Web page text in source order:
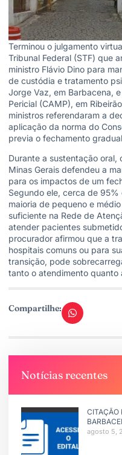
Terminou o julgamento
Tribunal Federal (STF) que
ministro Flávio Dino para
de custódia e tratamento
Jorge Vaz, em Barbacena,
Pericial (CAMP), em
ministros referendaram a
aplicação da norma do
previa o fechamento
Durante a sustentação oral,
Minas Gerais defendeu a
para os impactos de um
Segundo ele, cerca de 95%
maioria de pequeno e
suficiente na Rede de
atender pacientes
procurador afirmou que a
hospitais comuns ou para
transição, pode
tanto o atendimento quanto
Compartilhe:
Notícias recentes
CITAÇÃO
agosto 5,